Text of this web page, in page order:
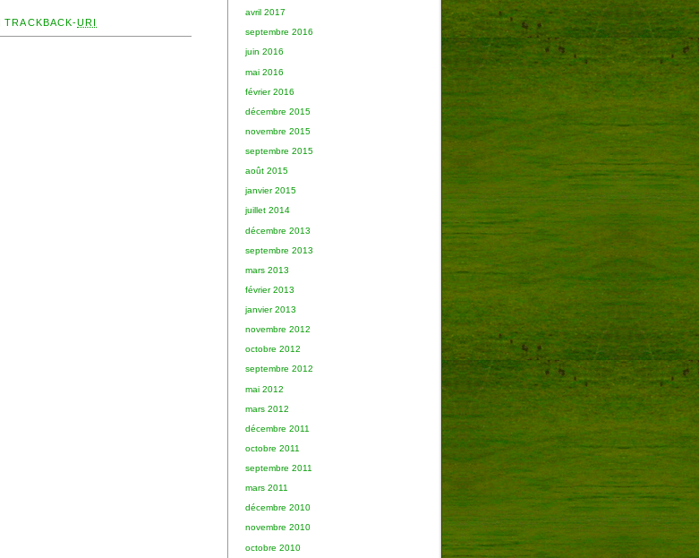
avril 2017
septembre 2016
juin 2016
mai 2016
février 2016
décembre 2015
novembre 2015
septembre 2015
août 2015
janvier 2015
juillet 2014
décembre 2013
septembre 2013
mars 2013
février 2013
janvier 2013
novembre 2012
octobre 2012
septembre 2012
mai 2012
mars 2012
décembre 2011
octobre 2011
septembre 2011
mars 2011
décembre 2010
novembre 2010
octobre 2010
TRACKBACK-URI